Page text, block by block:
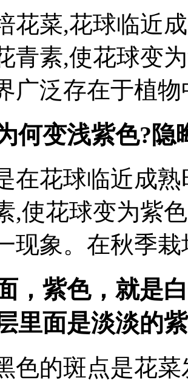
花菜,花球临近
青素,使花球变
广泛存在于植
何变浅紫色?隐
在花球临近成
,使花球变为紫
现象。在秋季
，紫色，就是
里面是淡淡的
色的斑点是花